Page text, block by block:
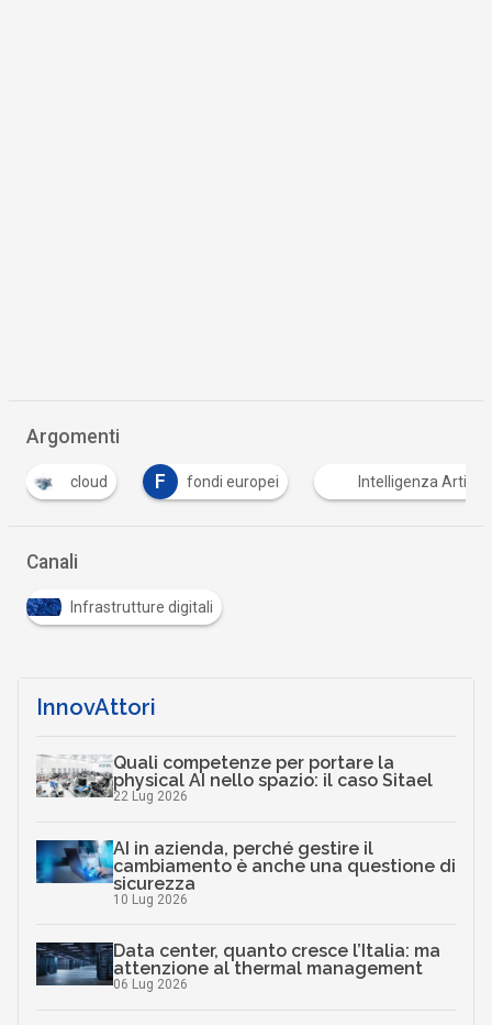
Argomenti
F fondi europei Intelligenza Artificiale
Canali
Infrastrutture digitali
InnovAttori
Quali competenze per portare la
physical AI nello spazio: il caso Sitael
22 Lug 2026
AI in azienda, perché gestire il
cambiamento è anche una questione di
sicurezza
10 Lug 2026
Data center, quanto cresce l’Italia: ma
attenzione al thermal management
06 Lug 2026